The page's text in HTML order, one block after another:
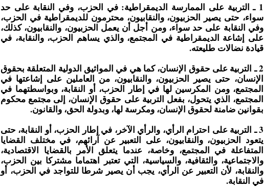
1 ـ التربية على الممارسة الديمقراطية: في الحزب، وفي النقابة على حد
سواء، حتى يصير الحزبيون، والنقابيون، محترمون للديمقراطية في الحزب،
وفي النقابة على حد سواء، ومن أجل أن يعمل الحزبيون، والنقابيون، كذلك،
على إشاعة الديمقراطية في المجتمع، والذي يساهم الحزب، والنقابة، في
قيادة نضالات طليعته.
2 ـ التربية على حقوق الإنسان، كما هي في المواثيق الدولية المتعلقة بحقوق
الإنسان، حتى يصير الحزبيون، والنقابيون، من العاملين على إشاعتها في
المجتمع، ومن المكرسين لها في إطار الحزب، أو النقابة، وبواسطتهما في
المجتمع، الذي يتحول، بفعل التربية على حقوق الإنسان، إلى مجتمع محكوم
بقوانين ضامنة لحقوق الإنسان، ومكرسة لها، وبدولة الحق، والقانون.
3 ـ التربية على احترام الرأي، والرأي الآخر، في إطار الحزب، أو النقابة، حتى
يتعود الحزبيون، والنقابيون، على التعبير عن آرائهم، في مختلف القضايا
المتفاعلة في المجتمع، وخاصة، عندما يتعلق الأمر بالقضايا الاقتصادية،
والاجتماعية، والثقافية، والسياسية، التي تعتبر اهتماما مشتركا بين الحزب،
والنقابة، لأن التعبير عن الرأي، يجب أن يصير شرطا للتواجد في الحزب، أو
في النقابة.